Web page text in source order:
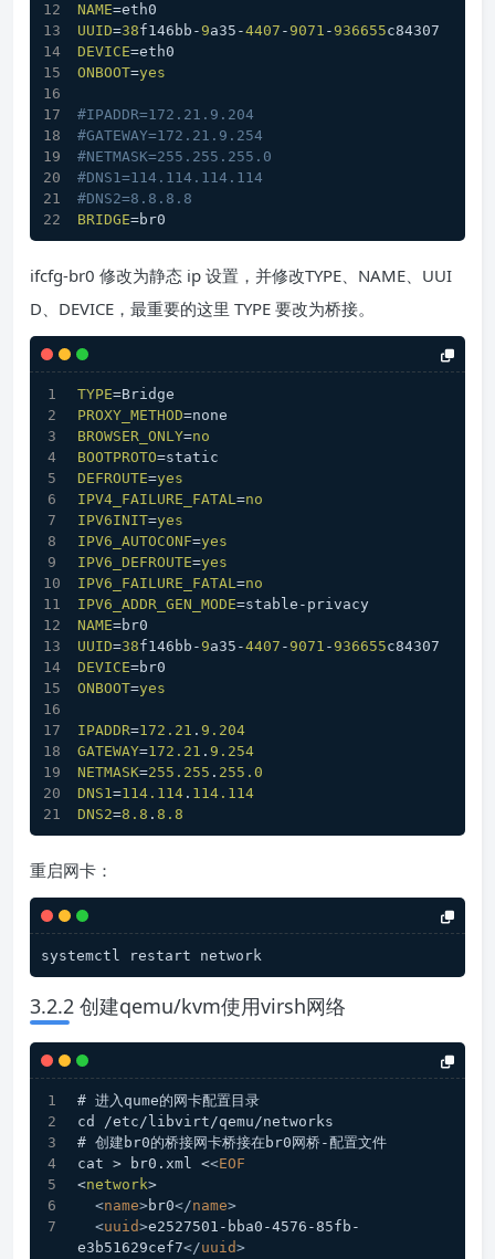
NAME=eth0
UUID=38f146bb- 9a35-4407 - 9071 - 936655c84307
DEVICE=eth0
ONBOOT=yes
#IPADDR=172.21.9.204
#GATEWAY=172.21.9.254
#NETMASK=255.255.255.0
#DNS1=114.114.114.114
#DNS2=8.8.8.8
BRIDGE=br0
ifcfg-br0 修改为静态 ip 设置，并修改TYPE、NAME、UUI
D、DEVICE，最重要的这里 TYPE 要改为桥接。
TYPE=Bridge
PROXY_METHOD=none
BROWSER_ONLY=no
BOOTPROTO=static
DEFROUTE=yes
IPV4_FAILURE_FATAL=no
IPV6INIT=yes
IPV6_AUTOCONF=yes
IPV6_DEFROUTE=yes
IPV6_FAILURE_FATAL=no
IPV6_ADDR_GEN_MODE=stable-privacy
NAME=br0
UUID=38f146bb- 9a35-4407 - 9071 - 936655c84307
DEVICE=br0
ONBOOT=yes
IPADDR=172.21 . 9.204
GATEWAY=172.21 . 9.254
NETMASK=255.255 . 255.0
DNS1=114.114 . 114.114
DNS2=8.8 . 8.8
重启网卡：
systemctl restart network
3.2.2 创建qemu/kvm使用virsh网络
# 进入qume的网卡配置目录
cd /etc/libvirt/qemu/networks
# 创建br0的桥接网卡桥接在br0网桥-配置文件
cat > br0.xml <<EOF
<network>
<name> br0</name>
<uuid>e2527501-bba0-4576-85fb-
e3b51629cef7</uuid>